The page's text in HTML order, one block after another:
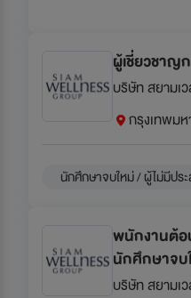
ผู้เชี่ยวชาญ
บริษัท สยามเ
กรุงเทพม
นักศึกษาจบใหม่ / ผู้ไม่มีปร
พนักงานต้อ
นักศึกษาจบ
บริษัท สยามเ